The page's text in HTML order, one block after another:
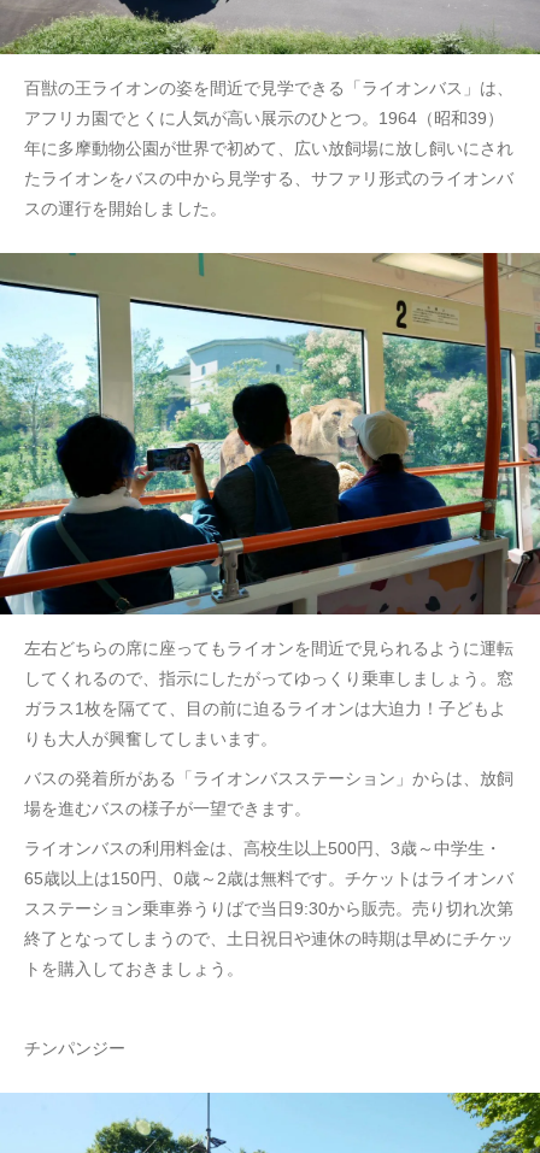
百獣の王ライオンの姿を間近で見学できる「ライオンバス」は、
アフリカ園でとくに人気が高い展示のひとつ。1964（昭和39）
年に多摩動物公園が世界で初めて、広い放飼場に放し飼いにされ
たライオンをバスの中から見学する、サファリ形式のライオンバ
スの運行を開始しました。
左右どちらの席に座ってもライオンを間近で見られるように運転
してくれるので、指示にしたがってゆっくり乗車しましょう。窓
ガラス1枚を隔てて、目の前に迫るライオンは大迫力！子どもよ
りも大人が興奮してしまいます。
バスの発着所がある「ライオンバスステーション」からは、放飼
場を進むバスの様子が一望できます。
ライオンバスの利用料金は、高校生以上500円、3歳～中学生・
65歳以上は150円、0歳～2歳は無料です。チケットはライオンバ
スステーション乗車券うりばで当日9:30から販売。売り切れ次第
終了となってしまうので、土日祝日や連休の時期は早めにチケッ
トを購入しておきましょう。
チンパンジー